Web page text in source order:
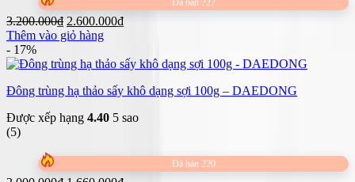
Đã bán 227
3.200.000₫ Giá
gốc
3.200.000₫.
2.600.000₫Giá
là:
Thêm vào giỏ hàng
- 17%
Đông trùng hạ thảo sấy khô dạng sợi 100g – DAEDONG
Được xếp hạng 4.40 5 sao
(5)
Đã bán 220